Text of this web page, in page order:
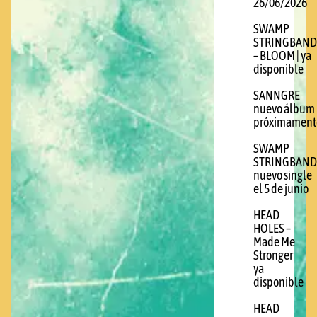
26/06/2026
SWAMP
STRINGBAND
– BLOOM | ya
disponible
SANNGRE
nuevo álbum
SWAMP
STRINGBAND
nuevo single
el 5 de junio
HEAD
HOLES –
Made Me
Stronger
ya
disponible
HEAD